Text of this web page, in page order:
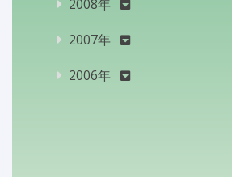
2008年
2007年
2006年